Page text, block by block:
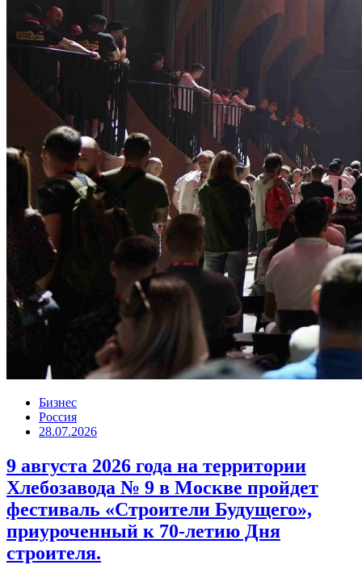
Бизнес
Россия
28.07.2026
9 августа 2026 года на территории
Хлебозавода № 9 в Москве пройдет
фестиваль «Строители Будущего»,
приуроченный к 70-летию Дня
строителя.